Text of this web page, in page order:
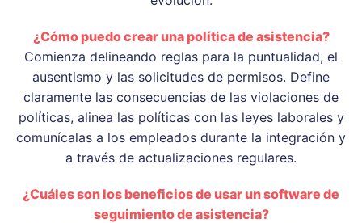
¿Cómo puedo crear una política de asistencia?
Comienza delineando reglas para la puntualidad, el
ausentismo y las solicitudes de permisos. Define
claramente las consecuencias de las violaciones de
políticas, alinea las políticas con las leyes laborales y
comunícalas a los empleados durante la integración y
a través de actualizaciones regulares.
¿Cuáles son los beneficios de usar un software de
seguimiento de asistencia?